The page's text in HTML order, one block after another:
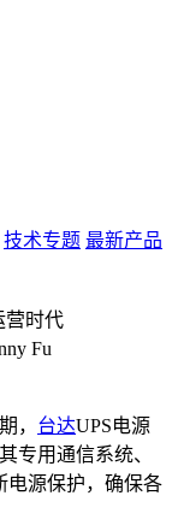
技术专题 最新产品
营时代
Fu
， 台达UPS电源
专用通信系统、
电源保护，确保各